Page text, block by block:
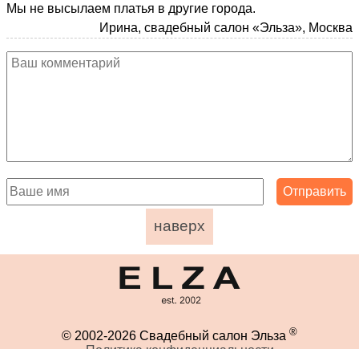
Мы не высылаем платья в другие города.
Ирина, свадебный салон «Эльза», Москва
наверх
© 2002-2026 Свадебный салон Эльза ®